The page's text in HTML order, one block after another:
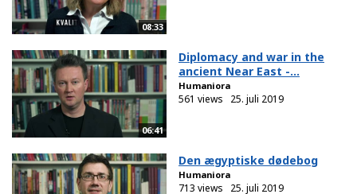
08:33
06:41
Diplomacy and war in the
ancient Near East -...
Humaniora
561 views 25. juli 2019
Den ægyptiske dødebog
Humaniora
713 views 25. juli 2019